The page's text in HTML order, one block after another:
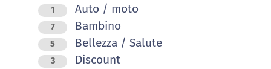
1 Auto / moto
7 Bambino
5 Bellezza / Salute
3 Discount